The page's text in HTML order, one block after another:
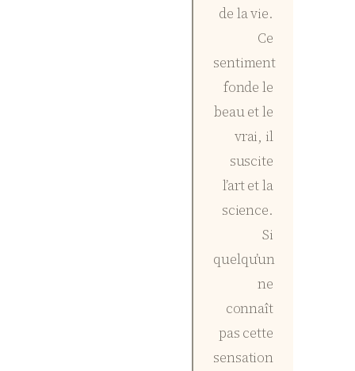
de la vie.
Ce
sentiment
fonde le
beau et le
vrai, il
suscite
l’art et la
science.
Si
quelqu’un
ne
connaît
pas cette
sensation